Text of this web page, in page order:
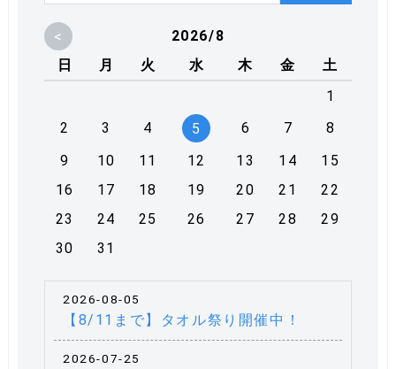
<
2026/8
日
月 火 水 木 金
土
1
2
3 4 5 6 7
8
9
10 11 12 13 14
15
16
17 18 19 20 21
22
23
24 25 26 27 28
29
30
31
2026-08-05
【8/11まで】タオル祭り開催中！
2026-07-25